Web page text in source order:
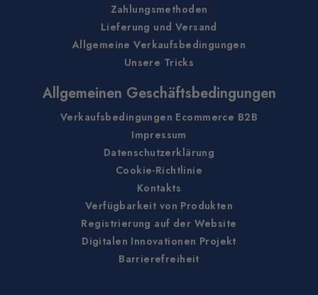
Zahlungsmethoden
Lieferung und Versand
Allgemeine Verkaufsbedingungen
Unsere Tricks
Allgemeinen Geschäftsbedingungen
Verkaufsbedingungen Ecommerce B2B
Impressum
Datenschutzerklärung
Cookie-Richtlinie
Kontakts
Verfügbarkeit von Produkten
Registrierung auf der Website
Digitalen Innovationen Projekt
Barrierefreiheit